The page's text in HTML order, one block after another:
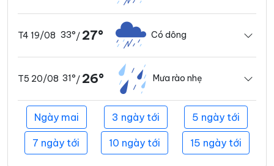
T4 19/08 33°/ 27° Có dông
T5 20/08 31°/ 26° Mưa rào nhẹ
Ngày mai 3 ngày tới 5 ngày tới
7 ngày tới 10 ngày tới 15 ngày tới